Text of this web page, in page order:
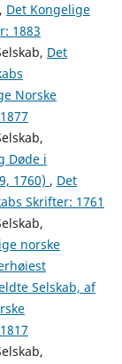
, Det Kongelige
1883
Det
Norske
Døde i
1760) , Det
Skrifter: 1761
norske
Selskab, af